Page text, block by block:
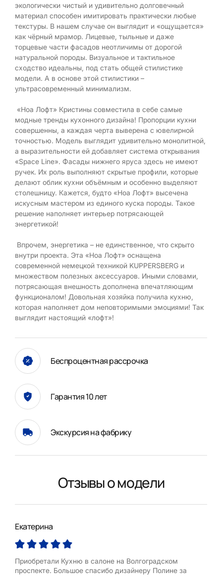
экологически чистый и удивительно долговечный
материал способен имитировать практически любые
текстуры. В нашем случае он выглядит и «ощущается»
как чёрный мрамор. Лицевые, тыльные и даже
торцевые части фасадов неотличимы от дорогой
натуральной породы. Визуальное и тактильное
сходство идеальны, под стать общей стилистике
модели. А в основе этой стилистики –
ультрасовременный минимализм.
«Ноа Лофт» Кристины совместила в себе самые
модные тренды кухонного дизайна! Пропорции кухни
совершенны, а каждая черта выверена с ювелирной
точностью. Модель выглядит удивительно монолитной,
а выразительности ей добавляет система открывания
«Space Line». Фасады нижнего яруса здесь не имеют
ручек. Их роль выполняют скрытые профили, которые
делают облик кухни объёмным и особенно выделяют
столешницу. Кажется, будто «Ноа Лофт» высечена
искусным мастером из единого куска породы. Такое
решение наполняет интерьер потрясающей
энергетикой!
Впрочем, энергетика – не единственное, что скрыто
внутри проекта. Эта «Ноа Лофт» оснащена
современной немецкой техникой KUPPERSBERG и
множеством полезных аксессуаров. Иными словами,
потрясающая внешность дополнена впечатляющим
функционалом! Довольная хозяйка получила кухню,
которая наполняет дом неповторимыми эмоциями! Так
выглядит настоящий «лофт»!
Беспроцентная рассрочка
Гарантия 10 лет
Экскурсия на фабрику
Отзывы о модели
Екатерина
Приобретали Кухню в салоне на Волгоградском
проспекте. Большое спасибо дизайнеру Полине за